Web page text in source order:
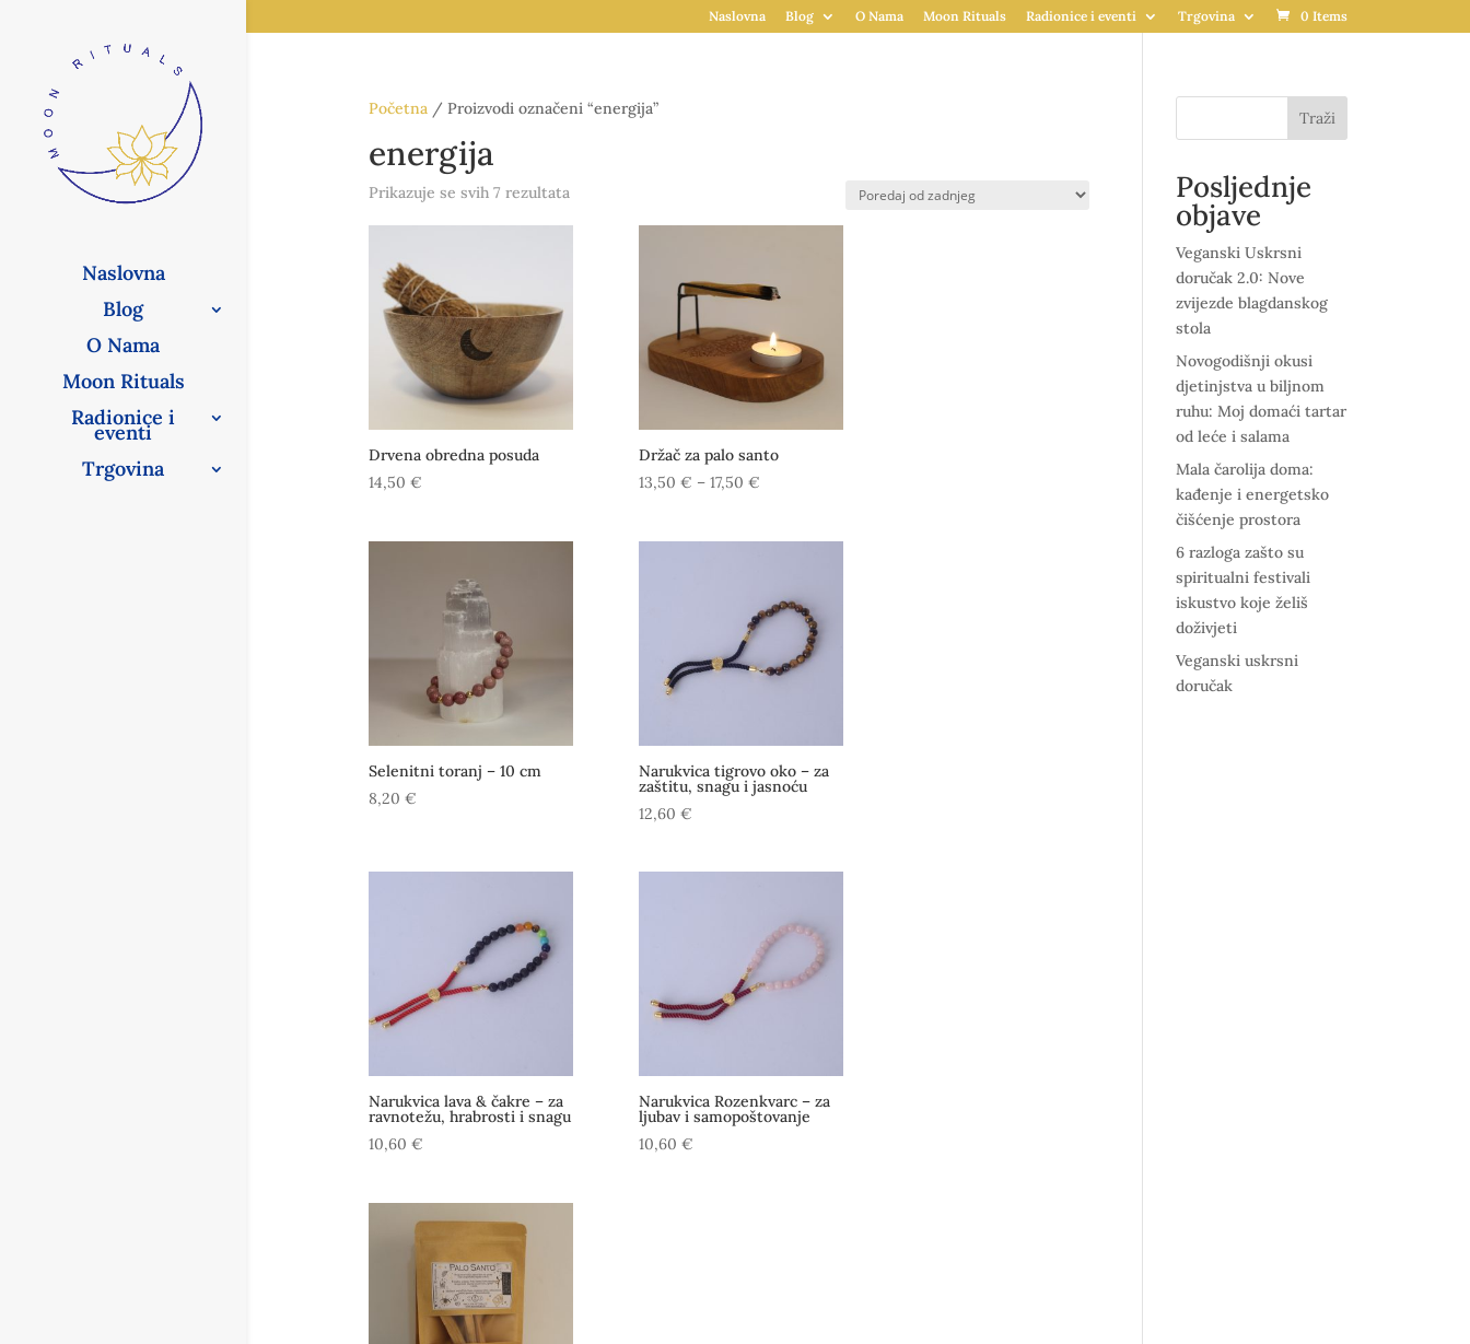
Naslovna Blog O Nama Moon Rituals Radionice i eventi Trgovina 0 Items
Naslovna
Blog
O Nama
Moon Rituals
Radionice i
eventi
Trgovina
Početna/ Proizvodi označeni “energija”
energija
Prikazuje se svih 7 rezultataPoredano
Drvena obredna posuda
14,50 €
Držač za palo santo
13,50 € – 17,50 €Raspon
17,50 €
Selenitni toranj – 10 cm
8,20 €
Narukvica tigrovo oko – za
zaštitu, snagu i jasnoću
12,60 €
Narukvica lava & čakre – za
ravnotežu, hrabrosti i snagu
10,60 €
Narukvica Rozenkvarc – za
ljubav i samopoštovanje
10,60 €
Traži
Posljednje
objave
Veganski Uskrsni
doručak 2.0: Nove
zvijezde blagdanskog
stola
Novogodišnji okusi
djetinjstva u biljnom
ruhu: Moj domaći tartar
od leće i salama
Mala čarolija doma:
kađenje i energetsko
čišćenje prostora
6 razloga zašto su
spiritualni festivali
iskustvo koje želiš
doživjeti
Veganski uskrsni
doručak